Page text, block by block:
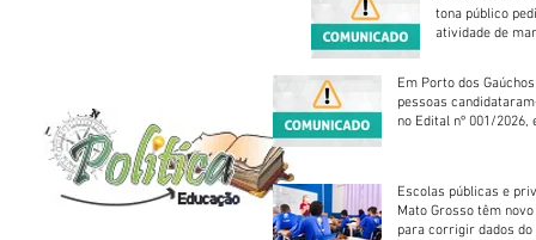
tona público
atividade de
Em Porto dos
pessoas
no Edital nº 001/2026,
Escolas públicas e
Mato Grosso têm
para corrigir dados do